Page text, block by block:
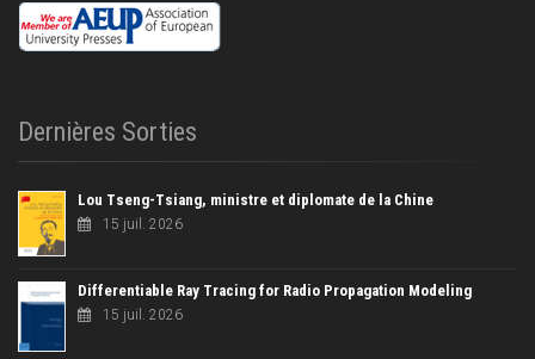
Dernières Sorties
Lou Tseng-Tsiang, ministre et diplomate de la Chine
15 juil. 2026
Differentiable Ray Tracing for Radio Propagation Modeling
15 juil. 2026